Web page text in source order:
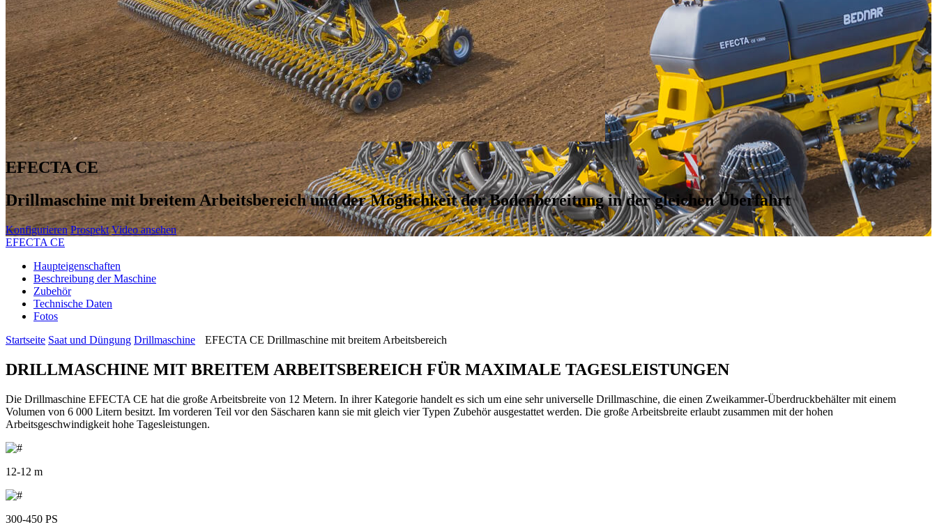
EFECTA CE
Drillmaschine mit breitem Arbeitsbereich und der Möglichkeit der Bodenbereitung in der gleichen Überfahrt
Konfigurieren Prospekt Video ansehen
EFECTA CE
Haupteigenschaften
Beschreibung der Maschine
Zubehör
Technische Daten
Fotos
Startseite Saat und Düngung Drillmaschine EFECTA CE Drillmaschine mit breitem Arbeitsbereich
DRILLMASCHINE MIT BREITEM ARBEITSBEREICH FÜR MAXIMALE TAGESLEISTUNGEN
Die Drillmaschine EFECTA CE hat die große Arbeitsbreite von 12 Metern. In ihrer Kategorie handelt es sich um eine sehr universelle Drillmaschine, die einen Zweikammer-Überdruckbehälter mit einem
Volumen von 6 000 Litern besitzt. Im vorderen Teil vor den Säscharen kann sie mit gleich vier Typen Zubehör ausgestattet werden. Die große Arbeitsbreite erlaubt zusammen mit der hohen
Arbeitsgeschwindigkeit hohe Tagesleistungen.
12-12 m
300-450 PS